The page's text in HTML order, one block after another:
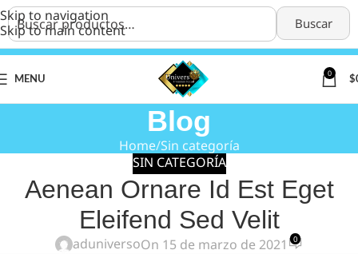
Buscar
Skip to navigation
Skip to main content
MENU
0
$
Blog
Home Sin categoría
SIN CATEGORÍA
Aenean Ornare Id Est Eget
Eleifend Sed Velit
aduniversoOn 15 de marzo de 2021 0